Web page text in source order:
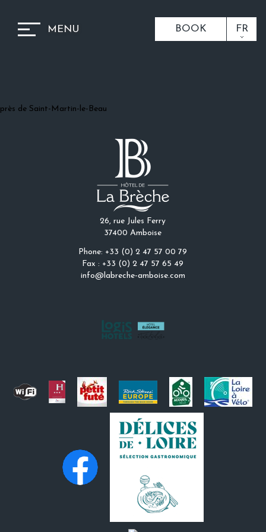
MENU BOOK FR
près de Saint-Martin-le-Beau
26, rue Jules Ferry
37400 Amboise
Phone: +33 (0) 2 47 57 00 79
Fax : +33 (0) 2 47 57 65 49
info@labreche-amboise.com